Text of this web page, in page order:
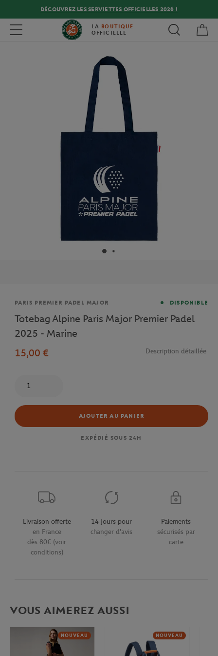
DÉCOUVREZ LES SERVIETTES OFFICIELLES 2026 !
Toggle navigation LA BOUTIQUE
OFFICIELLE
Marque
PARIS PREMIER PADEL MAJOR DISPONIBLE
Totebag Alpine Paris Major Premier Padel
2025 - Marine
15,00 €
Description détaillée
AJOUTER AU PANIER
EXPÉDIÉ SOUS 24H
Livraison offerte
en France
dès 80€ (voir
conditions)
14 jours pour
changer d'avis
Paiements
sécurisés par
carte
VOUS AIMEREZ AUSSI
NOUVEAU NOUVEAU